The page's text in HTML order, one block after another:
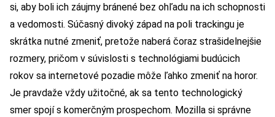
si, aby boli ich záujmy bránené bez ohľadu na ich schopnosti
a vedomosti. Súčasný divoký západ na poli trackingu je
skrátka nutné zmeniť, pretože naberá čoraz strašidelnejšie
rozmery, pričom v súvislosti s technológiami budúcich
rokov sa internetové pozadie môže ľahko zmeniť na horor.
Je pravdaže vždy užitočné, ak sa tento technologický
smer spojí s komerčným prospechom. Mozilla si správne